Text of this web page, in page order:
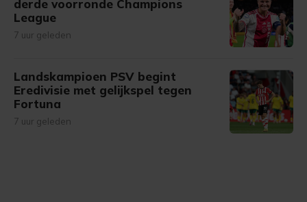
derde voorronde Champions
League
7 uur geleden
Landskampioen PSV begint
Eredivisie met gelijkspel tegen
Fortuna
7 uur geleden